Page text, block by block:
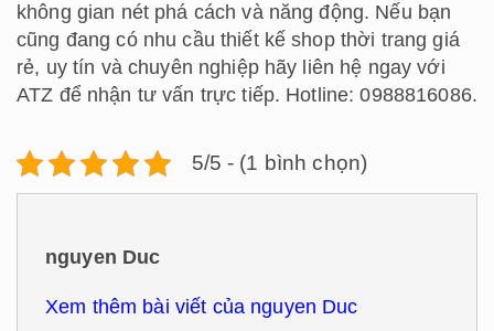
không gian nét phá cách và năng động. Nếu bạn
cũng đang có nhu cầu thiết kế shop thời trang giá
rẻ, uy tín và chuyên nghiệp hãy liên hệ ngay với
ATZ để nhận tư vấn trực tiếp. Hotline: 0988816086.
5/5 - (1 bình chọn)
nguyen Duc
Xem thêm bài viết của nguyen Duc